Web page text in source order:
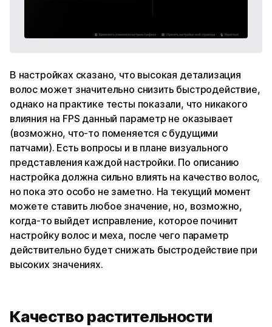
В настройках сказано, что высокая детализация
волос может значительно снизить быстродействие,
однако на практике тесты показали, что никакого
влияния на FPS данный параметр не оказывает
(возможно, что-то поменяется с будущими
патчами). Есть вопросы и в плане визуального
представления каждой настройки. По описанию
настройка должна сильно влиять на качество волос,
но пока это особо не заметно. На текущий момент
можете ставить любое значение, но, возможно,
когда-то выйдет исправление, которое починит
настройку волос и меха, после чего параметр
действительно будет снижать быстродействие при
высоких значениях.
Качество растительности